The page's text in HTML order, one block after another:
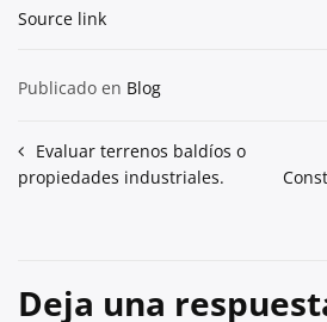
Source link
Publicado en Blog
Navegación
de
Evaluar terrenos baldíos o
propiedades industriales.
Deja una